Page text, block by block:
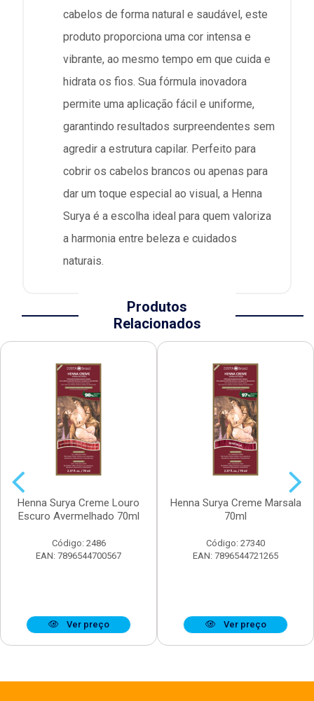
cabelos de forma natural e saudável, este
produto proporciona uma cor intensa e
vibrante, ao mesmo tempo em que cuida e
hidrata os fios. Sua fórmula inovadora
permite uma aplicação fácil e uniforme,
garantindo resultados surpreendentes sem
agredir a estrutura capilar. Perfeito para
cobrir os cabelos brancos ou apenas para
dar um toque especial ao visual, a Henna
Surya é a escolha ideal para quem valoriza
a harmonia entre beleza e cuidados
naturais.
Produtos
Relacionados
Henna Surya Creme Louro
Escuro Avermelhado 70ml
Código: 2486
EAN: 7896544700567
Ver preço
Henna Surya Creme Marsala
70ml
Código: 27340
EAN: 7896544721265
Ver preço